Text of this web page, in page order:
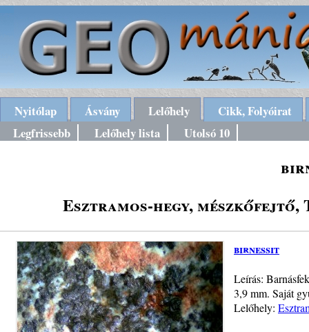
Nyitólap Ásvány Lelőhely
Cikk, Folyóirat
Legfrissebb
Lelőhely lista Utolsó 10
Esztramos-hegy,
birnessit
Leírás:
3,9 mm. Saját
Lelőhely: